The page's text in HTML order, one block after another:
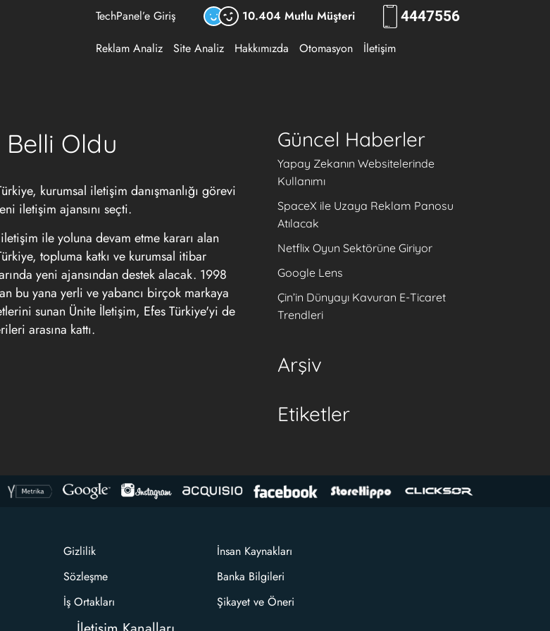
TechPanel’e Giriş 10.404 Mutlu Müşteri 4447556
Reklam Analiz Site Analiz Hakkımızda Otomasyon İletişim
Belli Oldu
kurumsal iletişim danışmanlığı görevi
iletişim ajansını seçti.
ile yoluna devam etme kararı alan
topluma katkı ve kurumsal itibar
yeni ajansından destek alacak. 1998
bu yana yerli ve yabancı birçok markaya
sunan Ünite İletişim, Efes Türkiye'yi de
arasına kattı.
Güncel Haberler
Yapay Zekanın Websitelerinde
Kullanımı
SpaceX ile Uzaya Reklam Panosu
Atılacak
Netflix Oyun Sektörüne Giriyor
Google Lens
Çin’in Dünyayı Kavuran E-Ticaret
Trendleri
Arşiv
Etiketler
Gizlilik
Sözleşme
İş Ortakları
İnsan Kaynakları
Banka Bilgileri
Şikayet ve Öneri